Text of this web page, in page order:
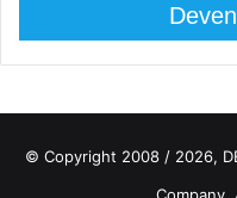
© Copyright 2008 / 2026,
Company.